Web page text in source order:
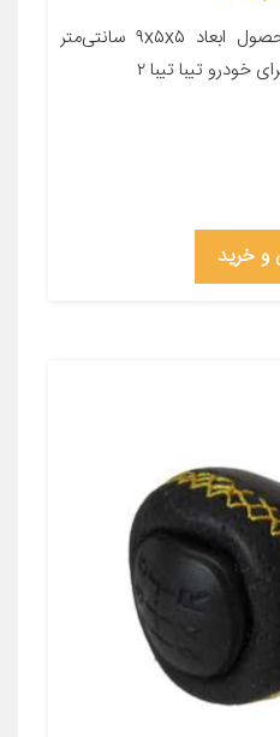
معرفی محصول جزئیات محصول ابعاد ۹x۵x۵ سانتی‌متر
تیبا تیبا ۲
و خرید